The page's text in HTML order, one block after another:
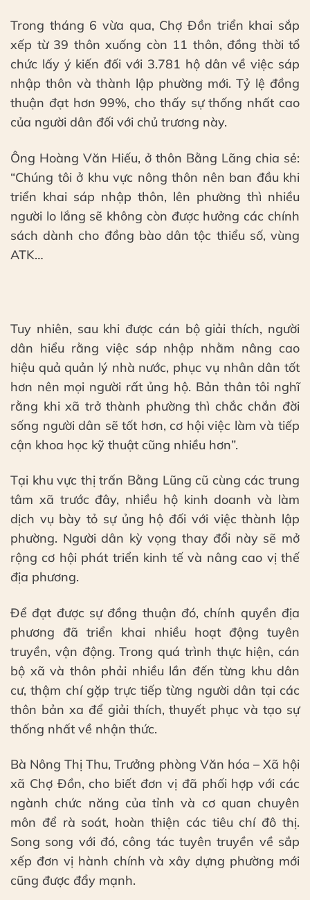
Trong tháng 6 vừa qua, Chợ Đồn triển khai sắp
xếp từ 39 thôn xuống còn 11 thôn, đồng thời tổ
chức lấy ý kiến đối với 3.781 hộ dân về việc sáp
nhập thôn và thành lập phường mới. Tỷ lệ đồng
thuận đạt hơn 99%, cho thấy sự thống nhất cao
của người dân đối với chủ trương này.
Ông Hoàng Văn Hiếu, ở thôn Bằng Lãng chia sẻ:
“Chúng tôi ở khu vực nông thôn nên ban đầu khi
triển khai sáp nhập thôn, lên phường thì nhiều
người lo lắng sẽ không còn được hưởng các chính
sách dành cho đồng bào dân tộc thiểu số, vùng
ATK…
Tuy nhiên, sau khi được cán bộ giải thích, người
dân hiểu rằng việc sáp nhập nhằm nâng cao
hiệu quả quản lý nhà nước, phục vụ nhân dân tốt
hơn nên mọi người rất ủng hộ. Bản thân tôi nghĩ
rằng khi xã trở thành phường thì chắc chắn đời
sống người dân sẽ tốt hơn, cơ hội việc làm và tiếp
cận khoa học kỹ thuật cũng nhiều hơn”.
Tại khu vực thị trấn Bằng Lũng cũ cùng các trung
tâm xã trước đây, nhiều hộ kinh doanh và làm
dịch vụ bày tỏ sự ủng hộ đối với việc thành lập
phường. Người dân kỳ vọng thay đổi này sẽ mở
rộng cơ hội phát triển kinh tế và nâng cao vị thế
địa phương.
Để đạt được sự đồng thuận đó, chính quyền địa
phương đã triển khai nhiều hoạt động tuyên
truyền, vận động. Trong quá trình thực hiện, cán
bộ xã và thôn phải nhiều lần đến từng khu dân
cư, thậm chí gặp trực tiếp từng người dân tại các
thôn bản xa để giải thích, thuyết phục và tạo sự
thống nhất về nhận thức.
Bà Nông Thị Thu, Trưởng phòng Văn hóa – Xã hội
xã Chợ Đồn, cho biết đơn vị đã phối hợp với các
ngành chức năng của tỉnh và cơ quan chuyên
môn để rà soát, hoàn thiện các tiêu chí đô thị.
Song song với đó, công tác tuyên truyền về sắp
xếp đơn vị hành chính và xây dựng phường mới
cũng được đẩy mạnh.